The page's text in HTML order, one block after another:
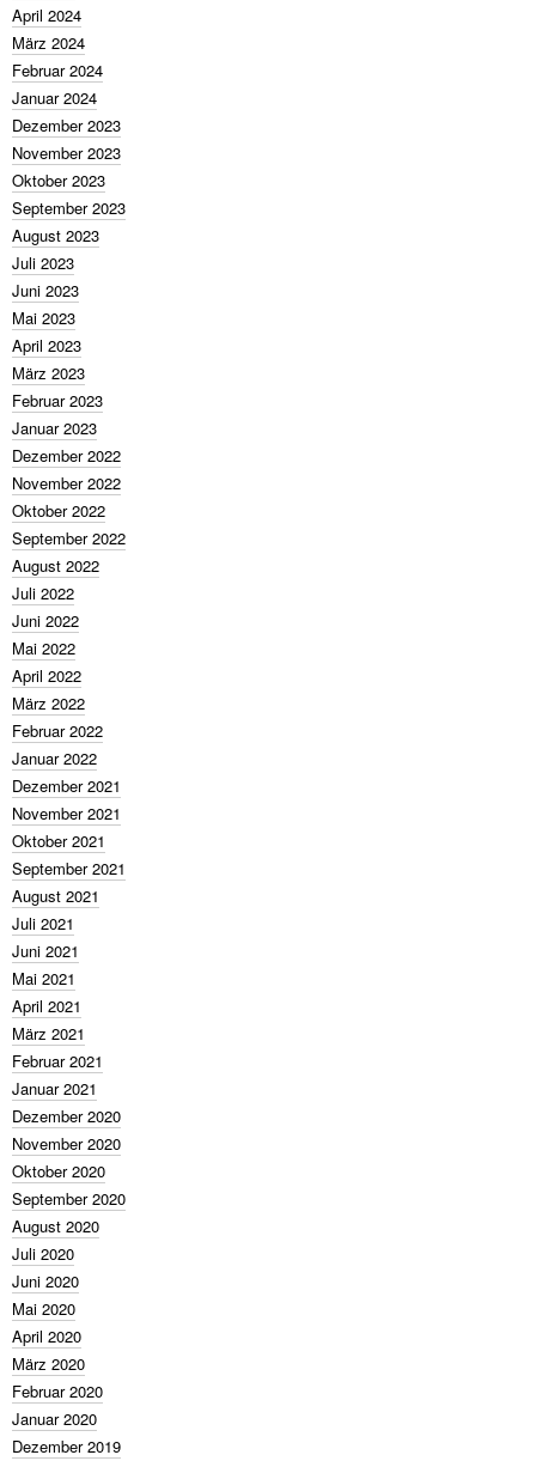
April 2024
März 2024
Februar 2024
Januar 2024
Dezember 2023
November 2023
Oktober 2023
September 2023
August 2023
Juli 2023
Juni 2023
Mai 2023
April 2023
März 2023
Februar 2023
Januar 2023
Dezember 2022
November 2022
Oktober 2022
September 2022
August 2022
Juli 2022
Juni 2022
Mai 2022
April 2022
März 2022
Februar 2022
Januar 2022
Dezember 2021
November 2021
Oktober 2021
September 2021
August 2021
Juli 2021
Juni 2021
Mai 2021
April 2021
März 2021
Februar 2021
Januar 2021
Dezember 2020
November 2020
Oktober 2020
September 2020
August 2020
Juli 2020
Juni 2020
Mai 2020
April 2020
März 2020
Februar 2020
Januar 2020
Dezember 2019